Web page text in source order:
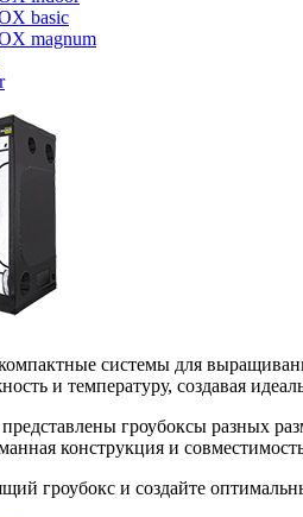
basic
magnum
системы для
и температуру, создавая
гроубоксы разных
конструкция и
гроубокс и создайте